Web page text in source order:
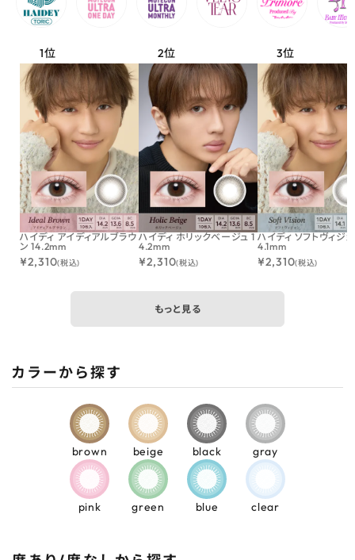
ハイディ アイディアルブラウ
ン 14.2mm
¥2,310(税込)
ハイディ ホリックベージュ 1
4.2mm
¥2,310(税込)
ハイディ ソフトヴィジ
4.1mm
¥2,310(税込)
もっと見る
カラーから探す
brown beige black gray
pink green blue clear